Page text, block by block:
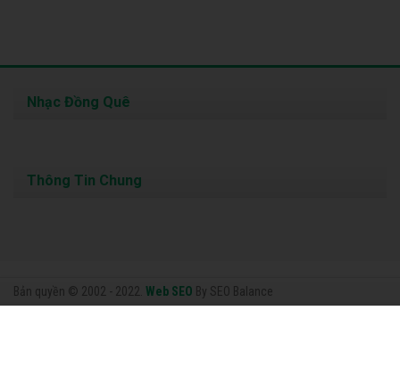
Bản quyền © 2002 - 2022. Web SEO By SEO Balance
Nhạc Đồng Quê
Thông Tin Chung